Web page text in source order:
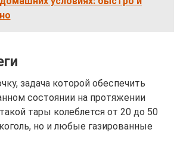
задача которой обеспечить
состоянии на протяжении
тары колеблется от 20 до 50
но и любые газированные